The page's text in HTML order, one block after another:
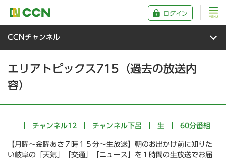
ログイン
CCNチャンネル
エリアトピックス715（過去の放送内
容）
チャンネル12 チャンネル下呂 生 60分番組
【月曜～金曜あさ７時１５分～生放送】朝のお出かけ前に知りた
い岐阜の「天気」「交通」「ニュース」を１時間の生放送でお届